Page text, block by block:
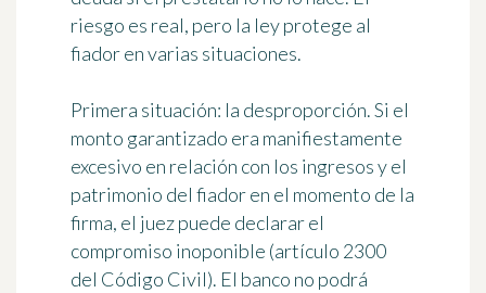
riesgo es real, pero la ley protege al
fiador en varias situaciones.
Primera situación: la desproporción. Si el
monto garantizado era manifiestamente
excesivo en relación con los ingresos y el
patrimonio del fiador en el momento de la
firma, el juez puede declarar el
compromiso inoponible (artículo 2300
del Código Civil). El banco no podrá